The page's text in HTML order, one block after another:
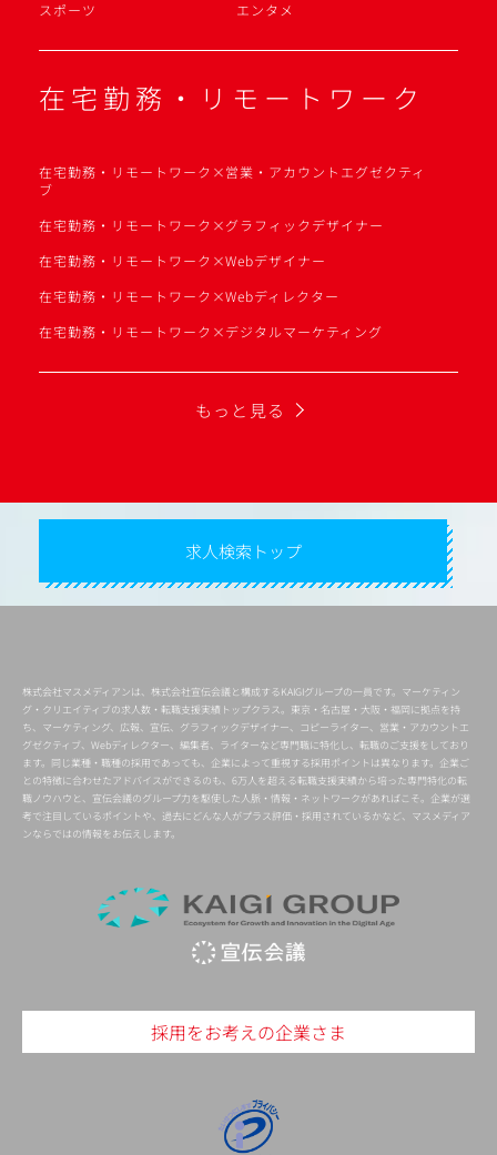
スポーツ
エンタメ
在宅勤務・リモートワーク
在宅勤務・リモートワーク×営業・アカウントエグゼクティ
ブ
在宅勤務・リモートワーク×グラフィックデザイナー
在宅勤務・リモートワーク×Webデザイナー
在宅勤務・リモートワーク×Webディレクター
在宅勤務・リモートワーク×デジタルマーケティング
もっと見る
求人検索トップ
株式会社マスメディアンは、株式会社宣伝会議と構成するKAIGIグループの一員です。マーケティン
グ・クリエイティブの求人数・転職支援実績トップクラス。東京・名古屋・大阪・福岡に拠点を持
ち、マーケティング、広報、宣伝、グラフィックデザイナー、コピーライター、営業・アカウントエ
グゼクティブ、Webディレクター、編集者、ライターなど専門職に特化し、転職のご支援をしており
ます。同じ業種・職種の採用であっても、企業によって重視する採用ポイントは異なります。企業ご
との特徴に合わせたアドバイスができるのも、6万人を超える転職支援実績から培った専門特化の転
職ノウハウと、宣伝会議のグループ力を駆使した人脈・情報・ネットワークがあればこそ。企業が選
考で注目しているポイントや、過去にどんな人がプラス評価・採用されているかなど、マスメディア
ンならではの情報をお伝えします。
採用をお考えの企業さま